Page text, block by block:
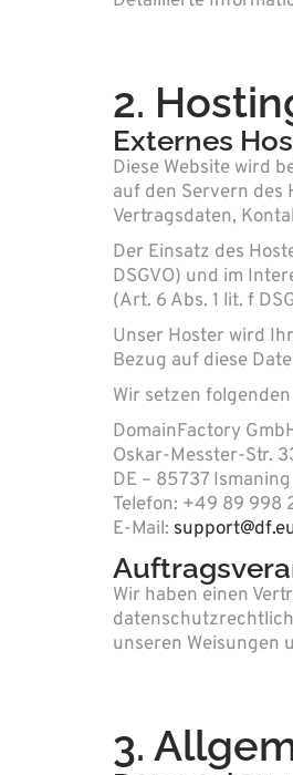
2.
Externes
Diese Website wird
auf den Servern des
Vertragsdaten,
Der Einsatz des
DSGVO) und im
(Art. 6 Abs. 1 lit. f
Unser Hoster wird
Bezug auf diese
Wir setzen
DomainFactory
Oskar-Messter-Str.
DE – 85737 Ismaning
Telefon: +49 89 998
E-Mail:
Wir haben einen
unseren Weisungen
3.